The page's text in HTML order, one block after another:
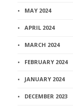
MAY 2024
APRIL 2024
MARCH 2024
FEBRUARY 2024
JANUARY 2024
DECEMBER 2023